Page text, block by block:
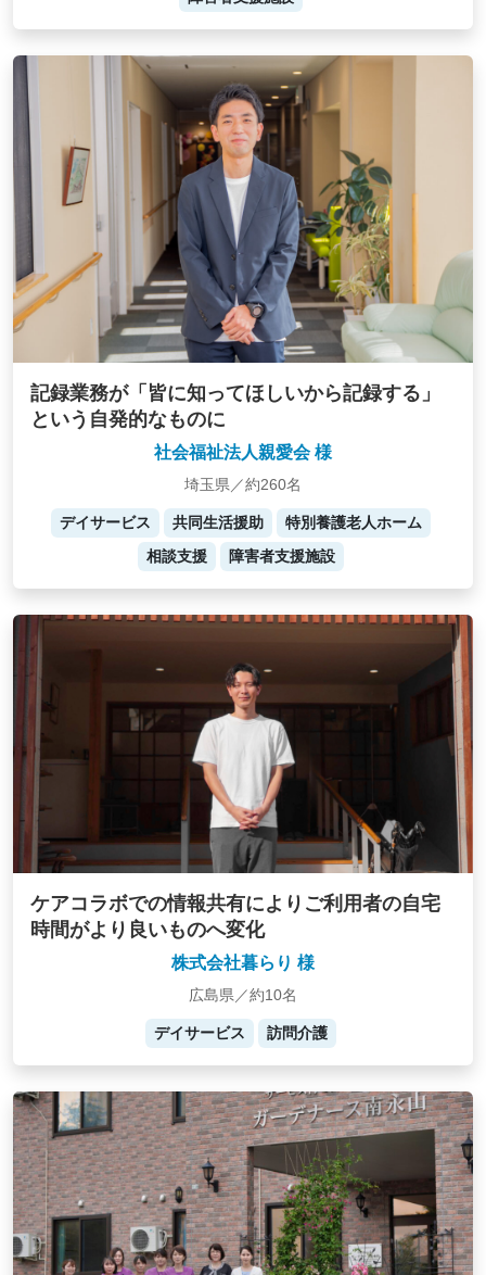
記録業務が「皆に知ってほしいから記録する」
という自発的なものに
社会福祉法人親愛会 様
埼玉県／約260名
デイサービス 共同生活援助
特別養護老人ホーム
相談支援
障害者支援施設
ケアコラボでの情報共有によりご利用者の自宅
時間がより良いものへ変化
株式会社暮らり 様
広島県／約10名
デイサービス 訪問介護